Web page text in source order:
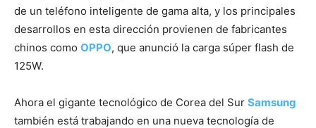
de un teléfono inteligente de gama alta, y los principales
desarrollos en esta dirección provienen de fabricantes
chinos como OPPO, que anunció la carga súper flash de
125W.
Ahora el gigante tecnológico de Corea del Sur Samsung
también está trabajando en una nueva tecnología de